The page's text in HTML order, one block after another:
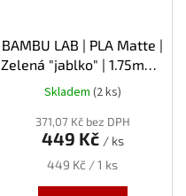
BAMBU LAB | PLA Matte |
Zelená "jablko" | 1.75mm |
1kg | Refill
Skladem (2 ks)
371,07 Kč bez DPH
449 Kč / ks
Měrná
449 Kč / 1 ks